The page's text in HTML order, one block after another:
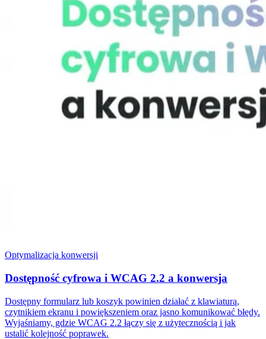
Optymalizacja konwersji
Dostępność cyfrowa i WCAG 2.2 a konwersja
Dostępny formularz lub koszyk powinien działać z klawiaturą,
czytnikiem ekranu i powiększeniem oraz jasno komunikować błędy.
Wyjaśniamy, gdzie WCAG 2.2 łączy się z użytecznością i jak
ustalić kolejność poprawek.